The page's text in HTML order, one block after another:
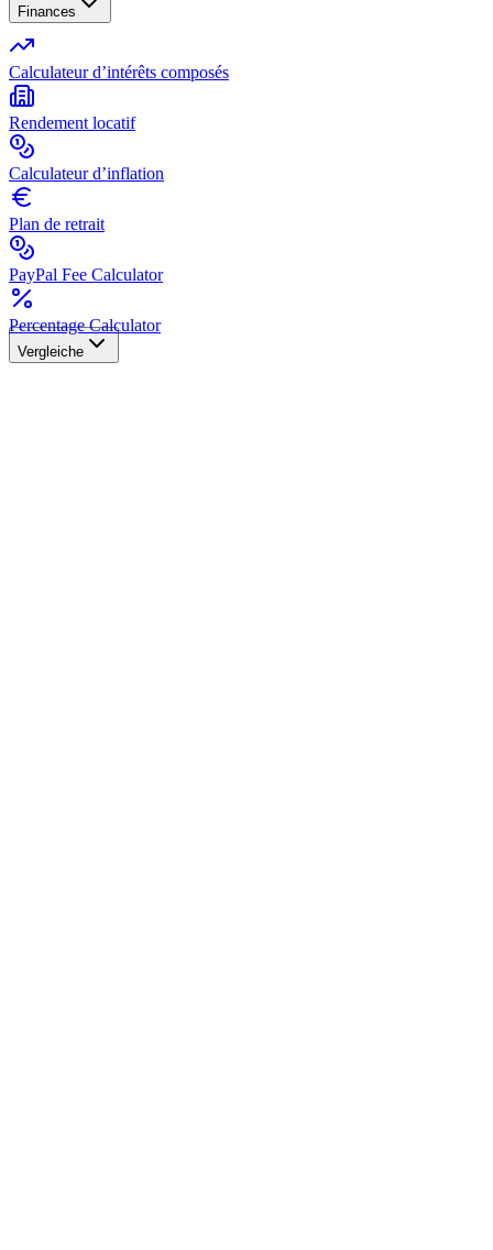
Finances
Calculateur d’intérêts composés
Rendement locatif
Calculateur d’inflation
Plan de retrait
PayPal Fee Calculator
Percentage Calculator
Vergleiche